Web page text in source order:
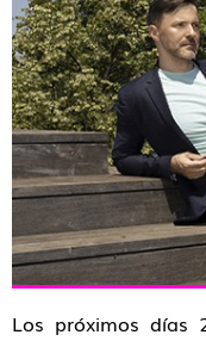
Los próximos